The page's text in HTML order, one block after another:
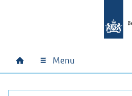
Hoofdnavigatie
Home Menu